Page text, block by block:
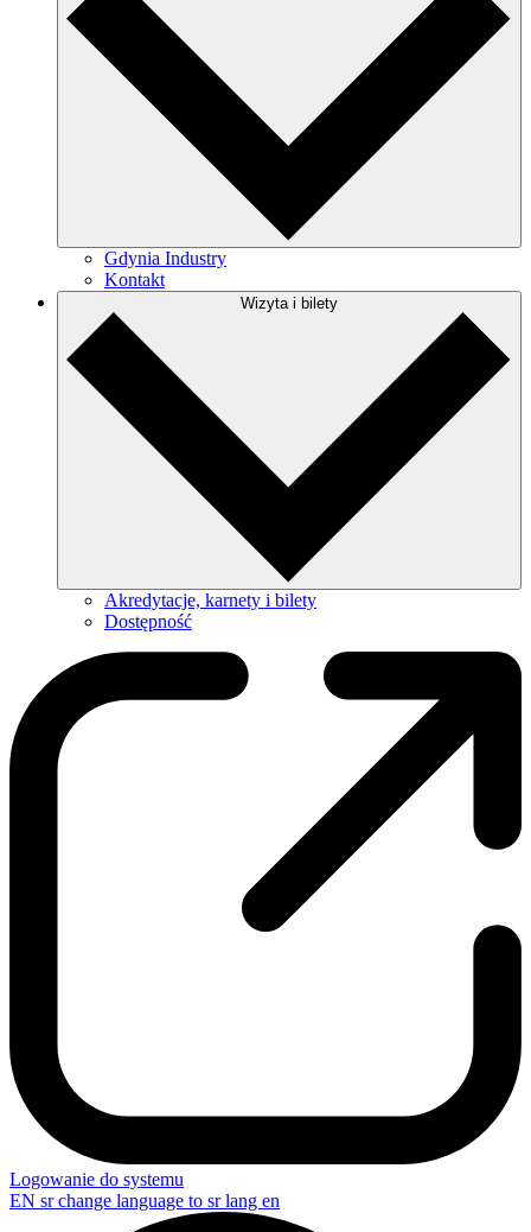
Gdynia Industry
Kontakt
Wizyta i bilety
Akredytacje, karnety i bilety
Dostępność
Logowanie do systemu
EN sr change language to sr lang en